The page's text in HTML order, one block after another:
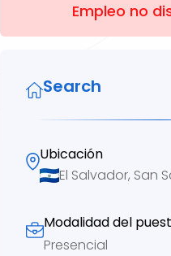
Empleo no
Search
Ubicación
El Salvador, San
Modalidad del
Presencial